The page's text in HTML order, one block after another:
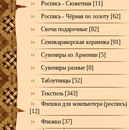
Роспись - Сюжетная [11]
Роспись - Чёрная по золоту [62]
Свечи подарочные [82]
Семикаракорская керамика [91]
Сувениры из Армении [5]
Сувениры разные [0]
Таблетницы [52]
Текстиль [343]
Флешки для компьютера (роспись)
[12]
Фляжки [37]